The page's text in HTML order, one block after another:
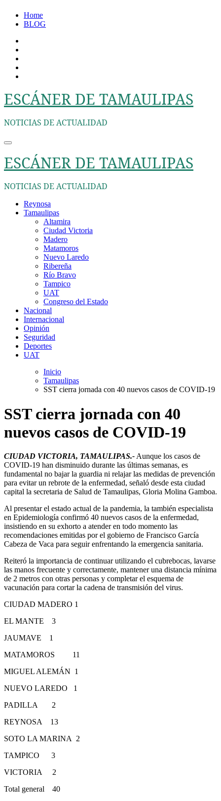
Home
BLOG
ESCÁNER DE TAMAULIPAS
NOTICIAS DE ACTUALIDAD
ESCÁNER DE TAMAULIPAS
NOTICIAS DE ACTUALIDAD
Reynosa
Tamaulipas
Altamira
Ciudad Victoria
Madero
Matamoros
Nuevo Laredo
Ribereña
Río Bravo
Tampico
UAT
Congreso del Estado
Nacional
Internacional
Opinión
Seguridad
Deportes
UAT
Inicio
Tamaulipas
SST cierra jornada con 40 nuevos casos de COVID-19
SST cierra jornada con 40
nuevos casos de COVID-19
CIUDAD VICTORIA, TAMAULIPAS.- Aunque los casos de
COVID-19 han disminuido durante las últimas semanas, es
fundamental no bajar la guardia ni relajar las medidas de prevención
para evitar un rebrote de la enfermedad, señaló desde esta ciudad
capital la secretaria de Salud de Tamaulipas, Gloria Molina Gamboa.
Al presentar el estado actual de la pandemia, la también especialista
en Epidemiología confirmó 40 nuevos casos de la enfermedad,
insistiendo en su exhorto a atender en todo momento las
recomendaciones emitidas por el gobierno de Francisco García
Cabeza de Vaca para seguir enfrentando la emergencia sanitaria.
Reiteró la importancia de continuar utilizando el cubrebocas, lavarse
las manos frecuente y correctamente, mantener una distancia mínima
de 2 metros con otras personas y completar el esquema de
vacunación para cortar la cadena de transmisión del virus.
CIUDAD MADERO 1
EL MANTE 3
JAUMAVE 1
MATAMOROS 11
MIGUEL ALEMÁN 1
NUEVO LAREDO 1
PADILLA 2
REYNOSA 13
SOTO LA MARINA 2
TAMPICO 3
VICTORIA 2
Total general 40